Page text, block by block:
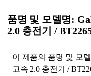
품명 및 모델명:
2.0 충전기 /
이 제품의 품명 및 모
고속 2.0 충전기 /